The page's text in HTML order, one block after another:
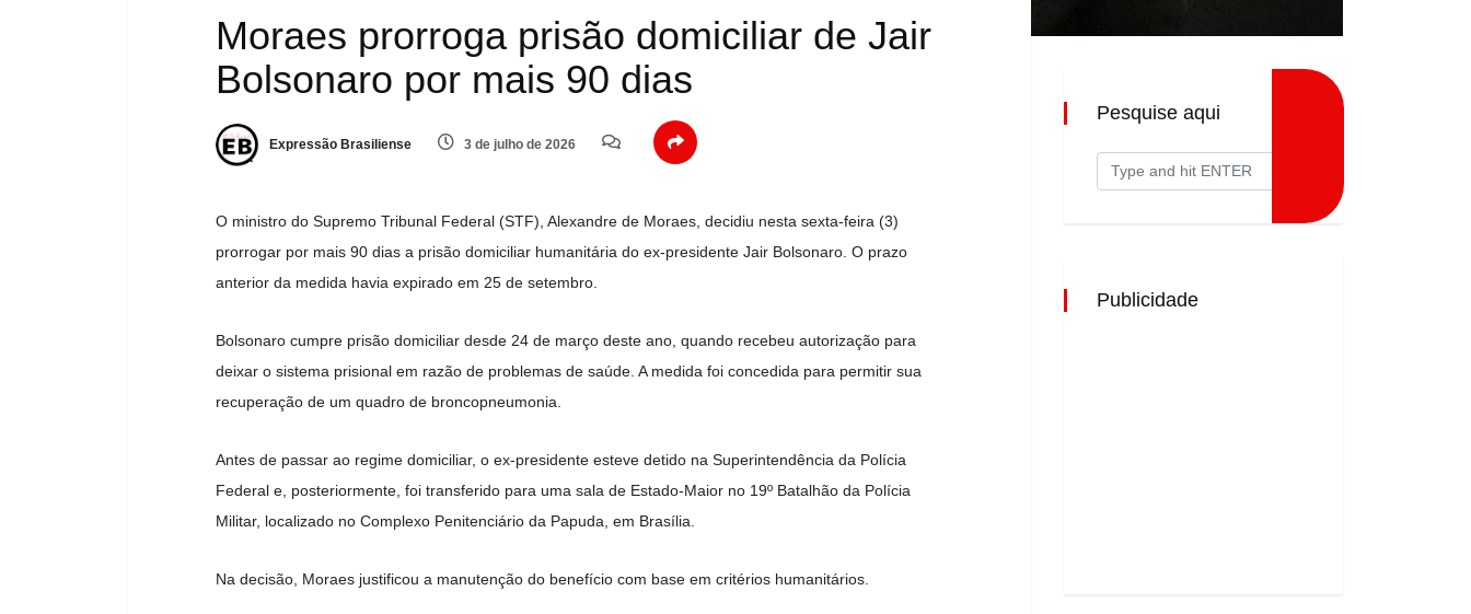
Moraes prorroga prisão domiciliar de Jair
Bolsonaro por mais 90 dias
Expressão Brasiliense 3 de julho de 2026
O ministro do Supremo Tribunal Federal (STF), Alexandre de Moraes , decidiu nesta sexta-feira (3)
prorrogar por mais 90 dias a prisão domiciliar humanitária do ex-presidente Jair Bolsonaro . O prazo
anterior da medida havia expirado em 25 de setembro.
Bolsonaro cumpre prisão domiciliar desde 24 de março deste ano, quando recebeu autorização para
deixar o sistema prisional em razão de problemas de saúde. A medida foi concedida para permitir sua
recuperação de um quadro de broncopneumonia.
Antes de passar ao regime domiciliar, o ex-presidente esteve detido na Superintendência da Polícia
Federal e, posteriormente, foi transferido para uma sala de Estado-Maior no 19º Batalhão da Polícia
Militar, localizado no Complexo Penitenciário da Papuda, em Brasília.
Na decisão, Moraes justificou a manutenção do benefício com base em critérios humanitários.
Pesquise aqui
Publicidade